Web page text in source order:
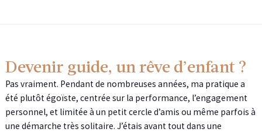
Devenir guide, un rêve d’enfant ?
Pas vraiment. Pendant de nombreuses années, ma pratique a
été plutôt égoïste, centrée sur la performance, l’engagement
personnel, et limitée à un petit cercle d’amis ou même parfois à
une démarche très solitaire. J’étais avant tout dans une